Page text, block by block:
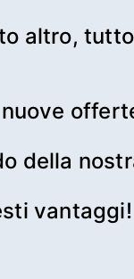
altro,
della
vantaggi!